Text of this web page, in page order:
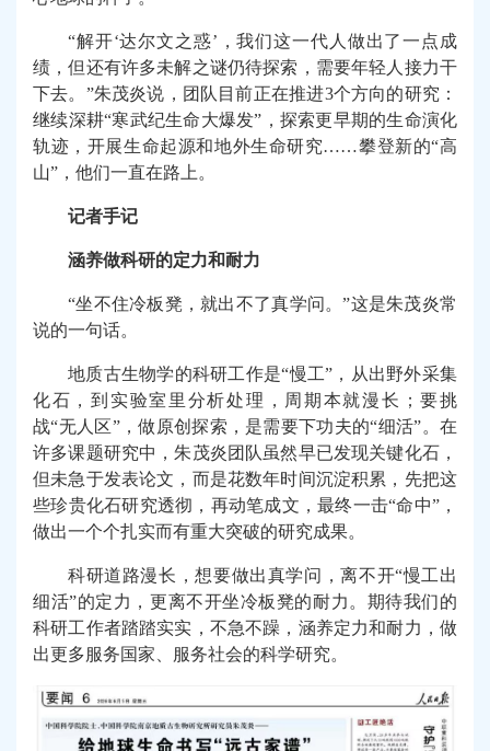
“解开‘达尔文之惑’，我们这一代人做出了一点成
绩，但还有许多未解之谜仍待探索，需要年轻人接力干
下去。”朱茂炎说，团队目前正在推进3个方向的研究：
继续深耕“寒武纪生命大爆发”，探索更早期的生命演化
轨迹，开展生命起源和地外生命研究……攀登新的“高
山”，他们一直在路上。
记者手记
涵养做科研的定力和耐力
“坐不住冷板凳，就出不了真学问。”这是朱茂炎常
说的一句话。
地质古生物学的科研工作是“慢工”，从出野外采集
化石，到实验室里分析处理，周期本就漫长；要挑
战“无人区”，做原创探索，是需要下功夫的“细活”。在
许多课题研究中，朱茂炎团队虽然早已发现关键化石，
但未急于发表论文，而是花数年时间沉淀积累，先把这
些珍贵化石研究透彻，再动笔成文，最终一击“命中”，
做出一个个扎实而有重大突破的研究成果。
科研道路漫长，想要做出真学问，离不开“慢工出
细活”的定力，更离不开坐冷板凳的耐力。期待我们的
科研工作者踏踏实实，不急不躁，涵养定力和耐力，做
出更多服务国家、服务社会的科学研究。